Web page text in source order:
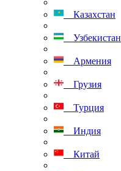
Казахстан
Узбекистан
Армения
Грузия
Турция
Индия
Китай